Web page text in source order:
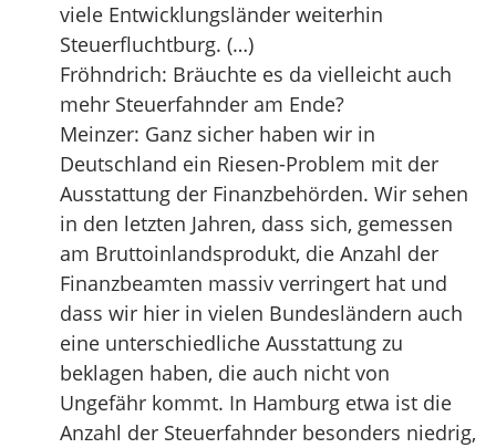
viele Entwicklungsländer weiterhin
Steuerfluchtburg. (…)
Fröhndrich: Bräuchte es da vielleicht auch
mehr Steuerfahnder am Ende?
Meinzer: Ganz sicher haben wir in
Deutschland ein Riesen-Problem mit der
Ausstattung der Finanzbehörden. Wir sehen
in den letzten Jahren, dass sich, gemessen
am Bruttoinlandsprodukt, die Anzahl der
Finanzbeamten massiv verringert hat und
dass wir hier in vielen Bundesländern auch
eine unterschiedliche Ausstattung zu
beklagen haben, die auch nicht von
Ungefähr kommt. In Hamburg etwa ist die
Anzahl der Steuerfahnder besonders niedrig,